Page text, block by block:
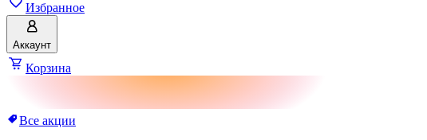
Избранное
Аккаунт
Корзина
Все акции